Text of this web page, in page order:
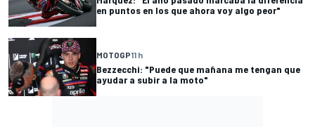
en puntos en los que ahora voy algo peor"
MOTOGP11 h
Bezzecchi: "Puede que mañana me tengan que
ayudar a subir a la moto"